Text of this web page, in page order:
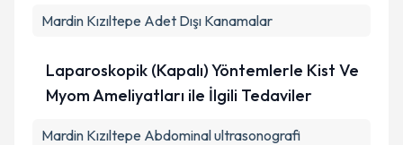
Mardin Kızıltepe Adet Dışı Kanamalar
Laparoskopik (Kapalı) Yöntemlerle Kist Ve
Myom Ameliyatları ile İlgili Tedaviler
Mardin Kızıltepe Abdominal ultrasonografi